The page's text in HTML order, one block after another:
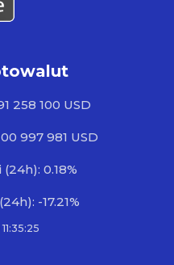
258 100 USD
997 981 USD
0.18%
-17.21%